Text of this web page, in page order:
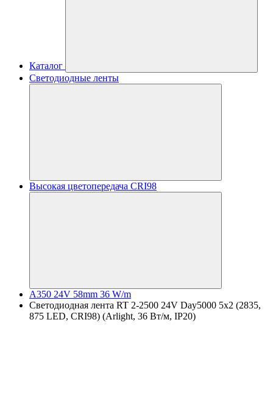
Каталог
Светодиодные ленты
Высокая цветопередача CRI98
A350 24V 58mm 36 W/m
Светодиодная лента RT 2-2500 24V Day5000 5x2 (2835,
875 LED, CRI98) (Arlight, 36 Вт/м, IP20)